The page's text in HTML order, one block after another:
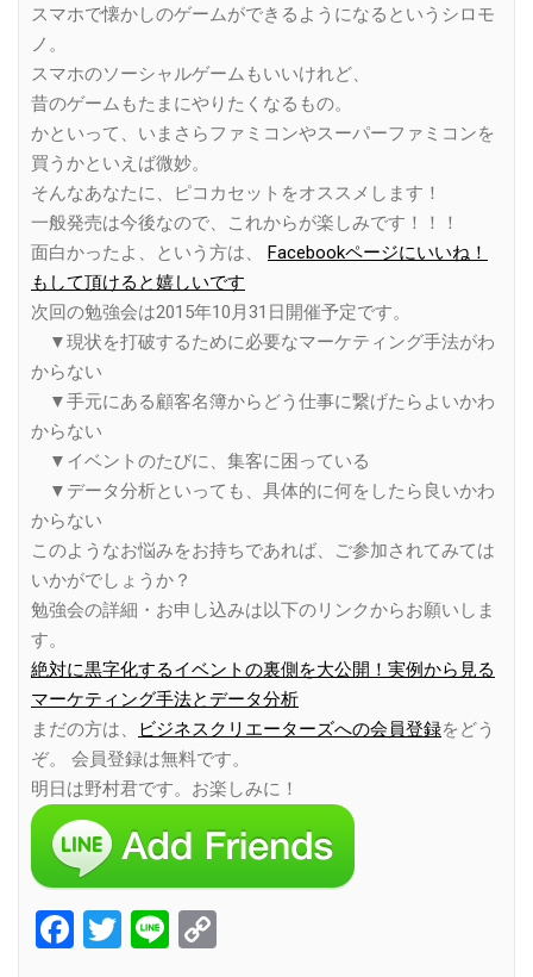
スマホで懐かしのゲームができるようになるというシロモ
ノ。
スマホのソーシャルゲームもいいけれど、
昔のゲームもたまにやりたくなるもの。
かといって、いまさらファミコンやスーパーファミコンを
買うかといえば微妙。
そんなあなたに、ピコカセットをオススメします！
一般発売は今後なので、これからが楽しみです！！！
面白かったよ、という方は、 Facebookページにいいね！
もして頂けると嬉しいです
次回の勉強会は2015年10月31日開催予定です。
▼現状を打破するために必要なマーケティング手法がわ
からない
▼手元にある顧客名簿からどう仕事に繋げたらよいかわ
からない
▼イベントのたびに、集客に困っている
▼データ分析といっても、具体的に何をしたら良いかわ
からない
このようなお悩みをお持ちであれば、ご参加されてみては
いかがでしょうか？
勉強会の詳細・お申し込みは以下のリンクからお願いしま
す。
絶対に黒字化するイベントの裏側を大公開！実例から見る
マーケティング手法とデータ分析
まだの方は、
ビジネスクリエーターズへの会員登録をどう
ぞ。 会員登録は無料です。
明日は野村君です。お楽しみに！
Facebook
Twitter
Line